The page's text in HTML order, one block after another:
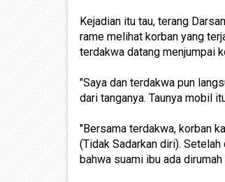
Kejadian itu tau, terang
rame melihat korban yang
terdakwa datang menjumpai
"Saya dan terdakwa pun
dari tanganya. Taunya mobil
"Bersama terdakwa, korban
(Tidak Sadarkan diri).
bahwa suami ibu ada